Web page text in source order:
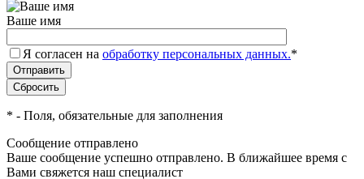
Ваше имя
Я согласен на обработку персональных данных.*
* - Поля, обязательные для заполнения
Сообщение отправлено
Ваше сообщение успешно отправлено. В ближайшее время с
Вами свяжется наш специалист